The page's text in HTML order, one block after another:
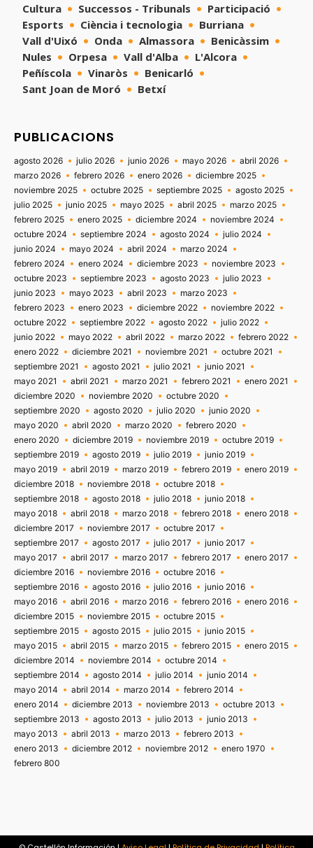
Cultura
Successos - Tribunals
Participació
Esports
Ciència i tecnologia
Burriana
Vall d'Uixó
Onda Almassora
Benicàssim
Nules
Orpesa Vall d'Alba
L'Alcora
Peñíscola
Vinaròs
Benicarló
Sant Joan de Moró
Betxí
PUBLICACIONS
agosto 2026 julio 2026 junio 2026 mayo 2026
abril 2026
marzo 2026
febrero 2026 enero 2026
diciembre 2025
noviembre 2025
octubre 2025 septiembre 2025
agosto 2025
julio 2025
junio 2025 mayo 2025 abril 2025
marzo 2025
febrero 2025
enero 2025 diciembre 2024
noviembre 2024
octubre 2024
septiembre 2024 agosto 2024
julio 2024
junio 2024
mayo 2024 abril 2024
marzo 2024
febrero 2024
enero 2024 diciembre 2023
noviembre 2023
octubre 2023
septiembre 2023 agosto 2023
julio 2023
junio 2023
mayo 2023 abril 2023
marzo 2023
febrero 2023
enero 2023 diciembre 2022
noviembre 2022
octubre 2022
septiembre 2022 agosto 2022
julio 2022
junio 2022
mayo 2022 abril 2022 marzo 2022
febrero 2022
enero 2022
diciembre 2021 noviembre 2021
octubre 2021
septiembre 2021
agosto 2021 julio 2021
junio 2021
mayo 2021
abril 2021 marzo 2021 febrero 2021
enero 2021
diciembre 2020
noviembre 2020
octubre 2020
septiembre 2020
agosto 2020 julio 2020
junio 2020
mayo 2020
abril 2020 marzo 2020
febrero 2020
enero 2020
diciembre 2019 noviembre 2019
octubre 2019
septiembre 2019
agosto 2019 julio 2019
junio 2019
mayo 2019
abril 2019 marzo 2019 febrero 2019
enero 2019
diciembre 2018
noviembre 2018
octubre 2018
septiembre 2018
agosto 2018 julio 2018
junio 2018
mayo 2018
abril 2018 marzo 2018 febrero 2018
enero 2018
diciembre 2017
noviembre 2017
octubre 2017
septiembre 2017
agosto 2017 julio 2017
junio 2017
mayo 2017
abril 2017 marzo 2017 febrero 2017
enero 2017
diciembre 2016
noviembre 2016
octubre 2016
septiembre 2016
agosto 2016 julio 2016
junio 2016
mayo 2016
abril 2016 marzo 2016 febrero 2016
enero 2016
diciembre 2015
noviembre 2015
octubre 2015
septiembre 2015
agosto 2015 julio 2015
junio 2015
mayo 2015
abril 2015 marzo 2015 febrero 2015
enero 2015
diciembre 2014
noviembre 2014
octubre 2014
septiembre 2014
agosto 2014 julio 2014
junio 2014
mayo 2014
abril 2014 marzo 2014
febrero 2014
enero 2014
diciembre 2013 noviembre 2013
octubre 2013
septiembre 2013
agosto 2013 julio 2013
junio 2013
mayo 2013
abril 2013 marzo 2013
febrero 2013
enero 2013
diciembre 2012 noviembre 2012
enero 1970
febrero 800